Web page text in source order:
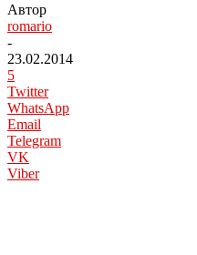
Автор
romario
-
23.02.2014
5
Twitter
WhatsApp
Email
Telegram
VK
Viber